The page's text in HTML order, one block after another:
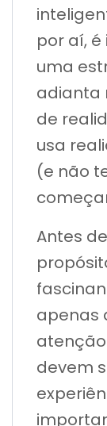
por aí,
uma
adianta
de
usa
(e não
Antes
apenas
atenção
devem